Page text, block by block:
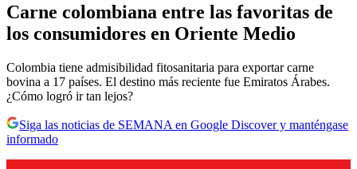
Carne colombiana entre las favoritas de
los consumidores en Oriente Medio
Colombia tiene admisibilidad fitosanitaria para exportar carne
bovina a 17 países. El destino más reciente fue Emiratos Árabes.
¿Cómo logró ir tan lejos?
Siga las noticias de SEMANA en Google Discover y manténgase
informado